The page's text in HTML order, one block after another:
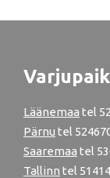
Läänemaa tel
Pärnu tel
Saaremaa tel
Tallinn tel